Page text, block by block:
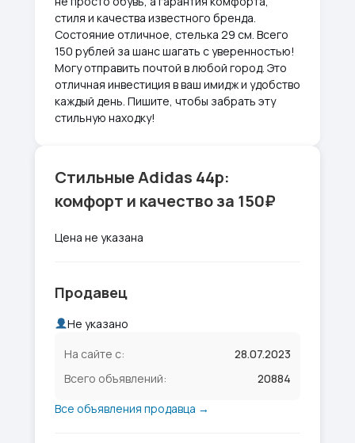
стиля и качества известного бренда.
Состояние отличное, стелька 29 см. Всего
150 рублей за шанс шагать с уверенностью!
Могу отправить почтой в любой город. Это
отличная инвестиция в ваш имидж и удобство
каждый день. Пишите, чтобы забрать эту
стильную находку!
Стильные Adidas 44р:
комфорт и качество за 150₽
Цена не указана
Продавец
Не указано
На сайте с:
28.07.2023
Всего объявлений:
20884
Все объявления продавца →